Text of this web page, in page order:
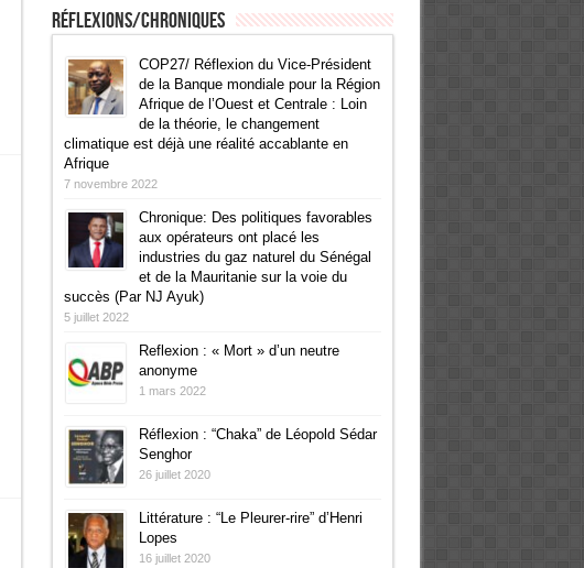
Réflexions/Chroniques
COP27/ Réflexion du Vice-Président
de la Banque mondiale pour la Région
Afrique de l’Ouest et Centrale : Loin
de la théorie, le changement
climatique est déjà une réalité accablante en
Afrique
7 novembre 2022
Chronique: Des politiques favorables
aux opérateurs ont placé les
industries du gaz naturel du Sénégal
et de la Mauritanie sur la voie du
succès (Par NJ Ayuk)
5 juillet 2022
Reflexion : « Mort » d’un neutre
anonyme
1 mars 2022
Réflexion : “Chaka” de Léopold Sédar
Senghor
26 juillet 2020
Littérature : “Le Pleurer-rire” d’Henri
Lopes
16 juillet 2020